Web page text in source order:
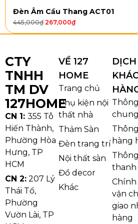
Thiết kế của đèn thả
Đèn Âm Cầu Thang ACT01
445,000₫ 267,000₫
CTY
TNHH
TM DV
127HOME
CN 1: 355 Tô
Hiến Thành,
Phường Hòa
Hưng, TP
HCM
CN 2: 207 Lý
Thái Tổ,
Phường
Vườn Lài, TP
VỀ 127
HOME
Trang chủ
Phụ kiện nội
thất nhà
Thảm Sàn
Đèn trang trí
Nội thất sàn
Đồ decor
Khác
chung
hàng
thanh
Chính
vận
giao
hàng